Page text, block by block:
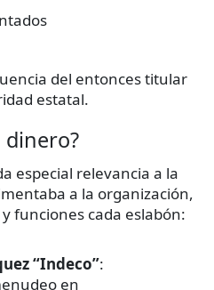
del entonces titular
estatal.
dinero?
especial relevancia a la
a la organización,
funciones cada eslabón:
“Indeco”:
en